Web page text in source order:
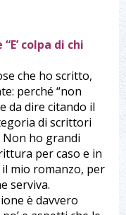
colpa di chi
che ho scritto,
perché “non
da dire citando il
di scrittori
Non ho grandi
per caso e in
mio romanzo, per
serviva.
è davvero